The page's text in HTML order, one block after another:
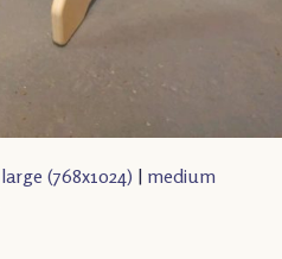
large (768x1024) | medium